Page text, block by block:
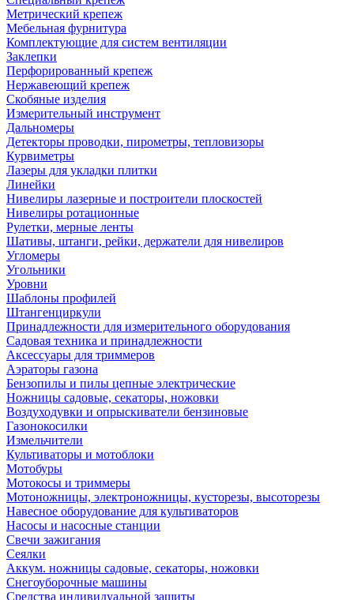
Метрический крепеж
Мебельная фурнитура
Комплектующие для систем вентиляции
Заклепки
Перфорированный крепеж
Нержавеющий крепеж
Скобяные изделия
Измерительный инструмент
Дальномеры
Детекторы проводки, пирометры, тепловизоры
Курвиметры
Лазеры для укладки плитки
Линейки
Нивелиры лазерные и построители плоскостей
Нивелиры ротационные
Рулетки, мерные ленты
Шативы, штанги, рейки, держатели для нивелиров
Угломеры
Угольники
Уровни
Шаблоны профилей
Штангенциркули
Принадлежности для измерительного оборудования
Садовая техника и принадлежности
Аксессуары для триммеров
Аэраторы газона
Бензопилы и пилы цепные электрические
Ножницы садовые, секаторы, ножовки
Воздуходувки и опрыскиватели бензиновые
Газонокосилки
Измельчители
Культиваторы и мотоблоки
Мотобуры
Мотокосы и триммеры
Мотоножницы, электроножницы, кусторезы, высоторезы
Навесное оборудование для культиваторов
Насосы и насосные станции
Свечи зажигания
Сеялки
Аккум. ножницы садовые, секаторы, ножовки
Снегоуборочные машины
Средства индивидуальной защиты